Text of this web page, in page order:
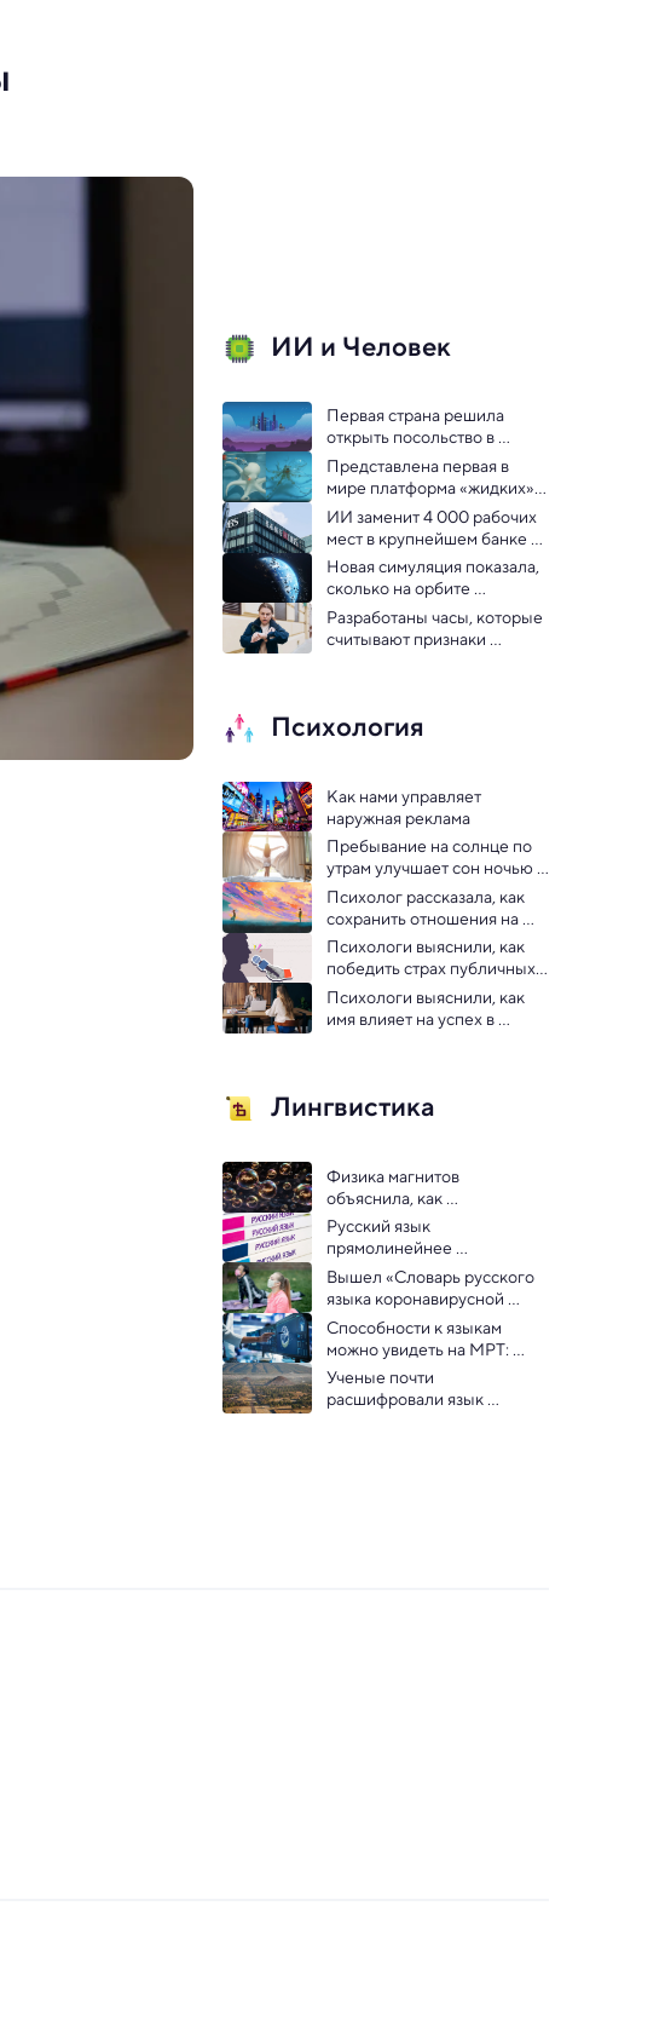
ИИ и Человек
Первая страна решила
открыть посольство в
метавселенной
Представлена первая в
мире платформа «жидких»
роботов с ИИ: видео
ИИ заменит 4 000 рабочих
мест в крупнейшем банке
Юго-Восточной Азии
Новая симуляция показала,
сколько на орбите
космического мусора
Разработаны часы, которые
считывают признаки
Психология
Как нами управляет
наружная реклама
Пребывание на солнце по
утрам улучшает сон ночью —
сомнологи
Психолог рассказала, как
сохранить отношения на
расстоянии
Психологи выяснили, как
победить страх публичных
выступлений
Психологи выяснили, как
имя влияет на успех в
Лингвистика
Физика магнитов
объяснила, как
распространяются слова
Русский язык
прямолинейнее
английского
Вышел «Словарь русского
языка коронавирусной
эпохи»
Способности к языкам
можно увидеть на МРТ:
китайские ученые
Ученые почти
расшифровали язык